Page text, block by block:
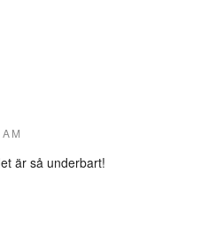
är så underbart!